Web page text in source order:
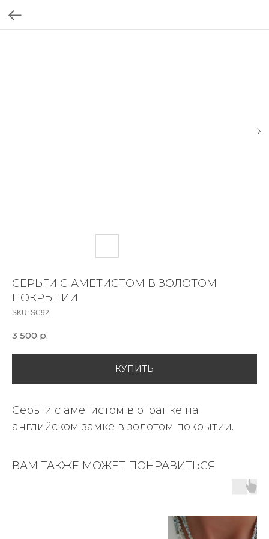
СЕРЬГИ С АМЕТИСТОМ В ЗОЛОТОМ
ПОКРЫТИИ
SKU: SC92
3 500 р.
КУПИТЬ
Серьги с аметистом в огранке на
английском замке в золотом покрытии.
ВАМ ТАКЖЕ МОЖЕТ ПОНРАВИТЬСЯ